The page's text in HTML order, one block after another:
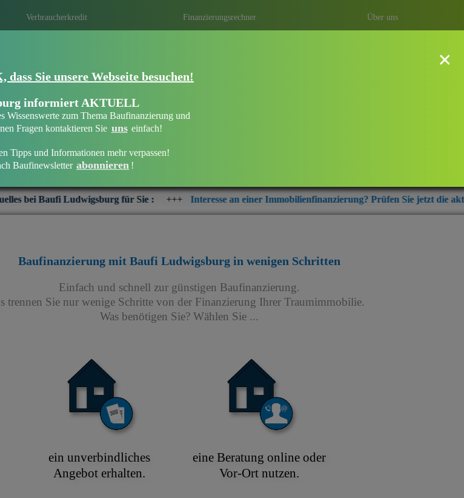
Verbraucherkredit Finanzierungsrechner Über uns
finanzieren mit Baufi Ludwigsburg
Sie Ihr Haus oder Ihre Wohnung mit Baufi Ludwigsburg – ihrem
Finanzierungsberater aus der Region Ludwigsburg.
für Sie : +++ Interesse an einer Immobilienfinanzierung? Prüfen Sie jetzt die aktuellen
×
Sie unsere Webseite besuchen!
informiert AKTUELL
Wissenswerte zum Thema Baufinanzierung und
Fragen kontaktieren Sie uns einfach!
Tipps und Informationen mehr verpassen!
Baufinewsletter abonnieren !
Baufinanzierung mit Baufi Ludwigsburgin wenigen Schritten
Einfach und schnell zur günstigen Baufinanzierung.
trennen Sie nur wenige Schritte von der Finanzierung Ihrer Traumimmobilie.
Was benötigen Sie? Wählen Sie ...
ein unverbindliches
Angebot erhalten.
eine Beratung online oder
Vor-Ort nutzen.